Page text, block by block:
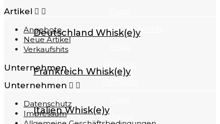
Pineau des Charentes
Sherry
Deutschland Whisk(e)y
Frankreich Whisk(e)y
Italien Whisk(e)y
Artikel  
Angebote
Neue Artikel
Verkaufshits
Unternehmen
Unternehmen  
Datenschutz
Impressum